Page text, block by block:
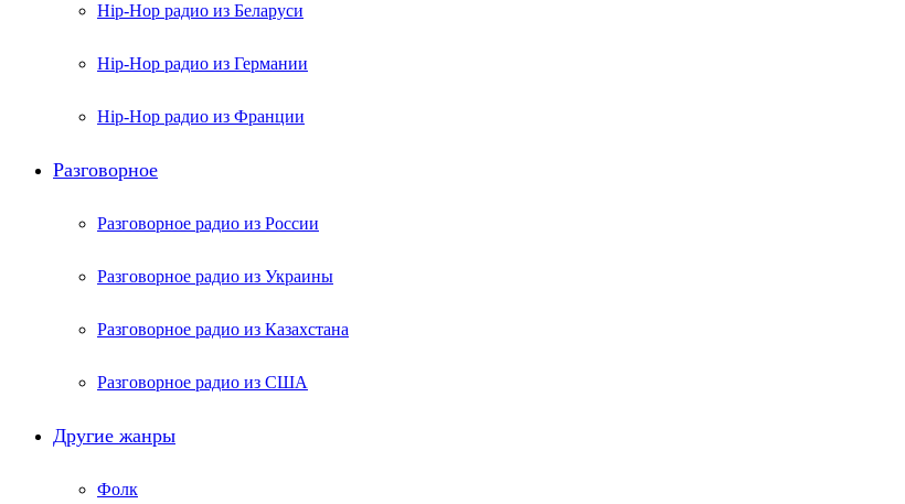
Hip-Hop радио из Беларуси
Hip-Hop радио из Германии
Hip-Hop радио из Франции
Разговорное
Разговорное радио из России
Разговорное радио из Украины
Разговорное радио из Казахстана
Разговорное радио из США
Другие жанры
Фолк